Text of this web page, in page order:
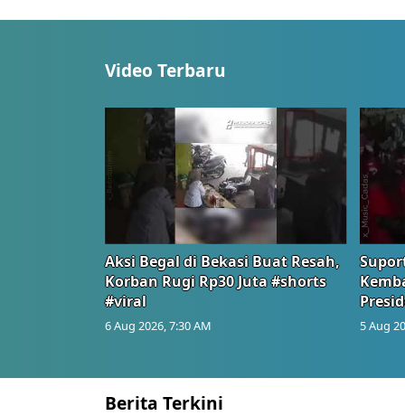
Video Terbaru
Aksi Begal di Bekasi Buat Resah,
Korban Rugi Rp30 Juta #shorts
#viral
6 Aug 2026, 7:30 AM 5 Aug
Berita Terkini